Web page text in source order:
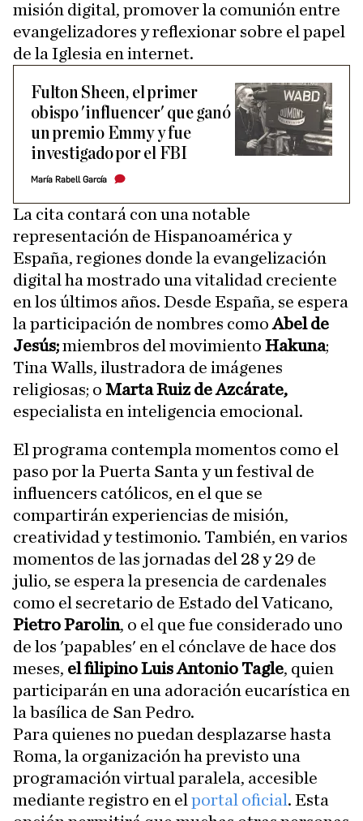
misión digital, promover la comunión entre
evangelizadores y reflexionar sobre el papel
de la Iglesia en internet.
Fulton Sheen, el primer
obispo 'influencer' que ganó
un premio Emmy y fue
investigado por el FBI
María Rabell García
La cita contará con una notable
representación de Hispanoamérica y
España, regiones donde la evangelización
digital ha mostrado una vitalidad creciente
en los últimos años. Desde España, se espera
la participación de nombres comoAbel de
Jesús;miembros del movimiento Hakuna;
Tina Walls, ilustradora de imágenes
religiosas; o Marta Ruiz de Azcárate,
especialista en inteligencia emocional.
El programa contempla momentos como el
paso por la Puerta Santa y un festival de
influencers católicos, en el que se
compartirán experiencias de misión,
creatividad y testimonio. También, en varios
momentos de las jornadas del 28 y 29 de
julio, se espera la presencia de cardenales
como el secretario de Estado del Vaticano,
Pietro Parolin, o el que fue considerado uno
de los 'papables' en el cónclave de hace dos
meses, el filipino Luis Antonio Tagle, quien
participarán en una adoración eucarística en
la basílica de San Pedro.
Para quienes no puedan desplazarse hasta
Roma, la organización ha previsto una
programación virtual paralela, accesible
mediante registro en el portal oficial . Esta